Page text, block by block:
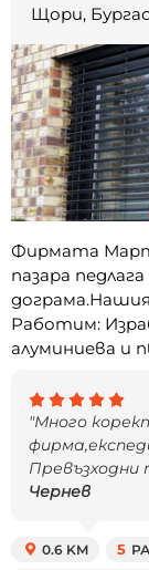
Щори, Бургас
Фирмата
пазара
Работим:
алуминиева и
"Много
Превъзходни
Чернев
0.6 KM 5